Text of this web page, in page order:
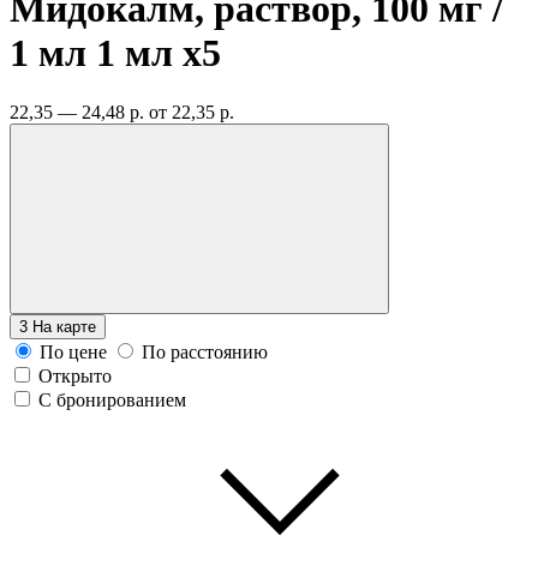
Мидокалм, раствор, 100 мг /
1 мл 1 мл x5
22,35 — 24,48 р. от 22,35 р.
3 На карте
По цене
По расстоянию
Открыто
С бронированием